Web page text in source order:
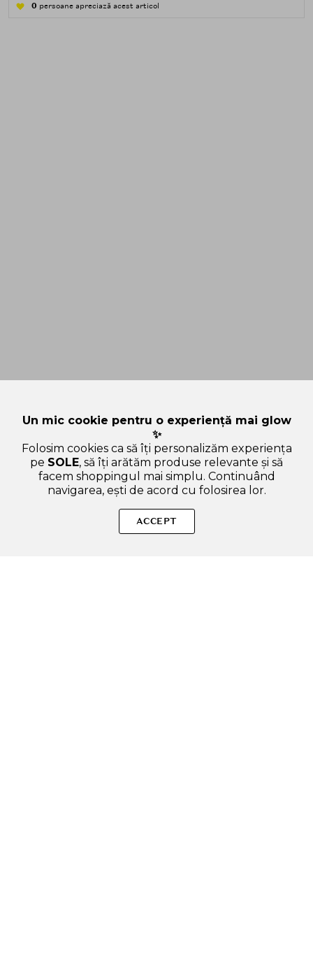
0 persoane apreciază acest articol
Vitamin C Boosting - ser de fata formulata cu vitamina C si
niacinamida, care contribuie la iluminarea tenului si la
Un mic cookie pentru o experiență mai glow
✨
Folosim cookies ca să îți personalizăm experiența
pe SOLE, să îți arătăm produse relevante și să
facem shoppingul mai simplu. Continuând
navigarea, ești de acord cu folosirea lor.
ACCEPT